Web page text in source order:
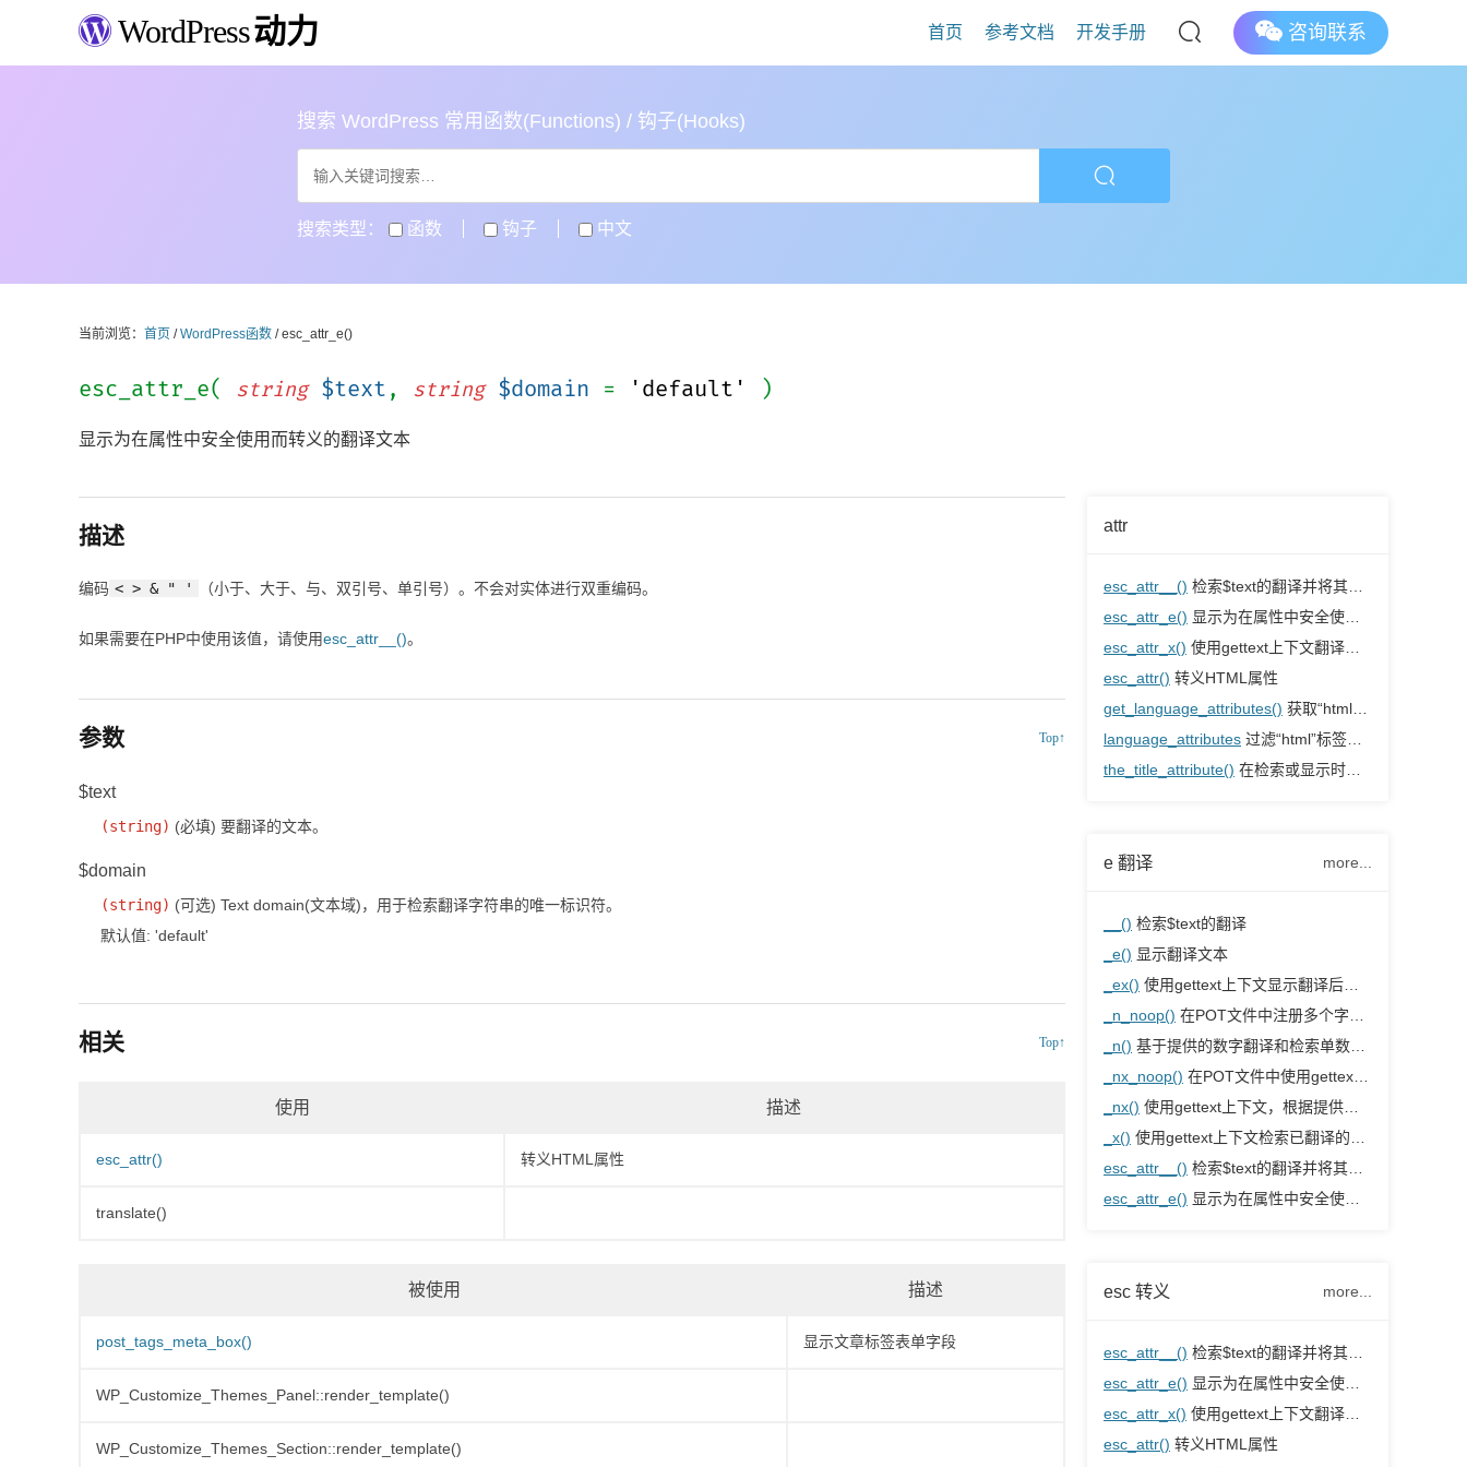
WordPress动力 首页 参考文档 开发手册 咨询联系
搜索 WordPress 常用函数(Functions) / 钩子(Hooks)
搜索类型： 函数 钩子 中文
当前浏览： 首页 /WordPress函数 / esc_attr_e()
esc_attr_e( string $text , string $domain = 'default' )
显示为在属性中安全使用而转义的翻译文本
attr
esc_attr__() 检索$text的翻译并将其转义，以便在属性中安全使用
esc_attr_e() 显示为在属性中安全使用而转义的翻译文本
esc_attr_x() 使用gettext上下文翻译字符串，并将其转义以在属性中安全使用。
esc_attr() 转义HTML属性
get_language_attributes() 获取“html”标签的语言属性
language_attributes 过滤“html”标签中显示的语言属性
the_title_attribute() 在检索或显示时净化当前标题
e 翻译 more...
__() 检索$text的翻译
_e() 显示翻译文本
_ex() 使用gettext上下文显示翻译后的字符串
_n_noop() 在POT文件中注册多个字符串，但不翻译它们
_n() 基于提供的数字翻译和检索单数或复数形式
_nx_noop() 在POT文件中使用gettext上下文注册多个字符串，但不翻译它们
_nx() 使用gettext上下文，根据提供的数字检索单/复数形式进行翻译
_x() 使用gettext上下文检索已翻译的字符串
esc_attr__() 检索$text的翻译并将其转义，以便在属性中安全使用
esc_attr_e() 显示为在属性中安全使用而转义的翻译文本
esc 转义 more...
esc_attr__() 检索$text的翻译并将其转义，以便在属性中安全使用
esc_attr_e() 显示为在属性中安全使用而转义的翻译文本
esc_attr_x() 使用gettext上下文翻译字符串，并将其转义以在属性中安全使用。
esc_attr() 转义HTML属性
描述
编码 < > & " ' （小于、大于、与、双引号、单引号）。不会对实体进行双重编码。
如果需要在PHP中使用该值，请使用esc_attr__()。
参数 Top↑
$text
(string) (必填) 要翻译的文本。
$domain
(string) (可选) Text domain(文本域)，用于检索翻译字符串的唯一标识符。
默认值: 'default'
相关 Top↑
使用 描述
esc_attr() 转义HTML属性
translate()
被使用 描述
post_tags_meta_box() 显示文章标签表单字段
WP_Customize_Themes_Panel::render_template()
WP_Customize_Themes_Section::render_template()